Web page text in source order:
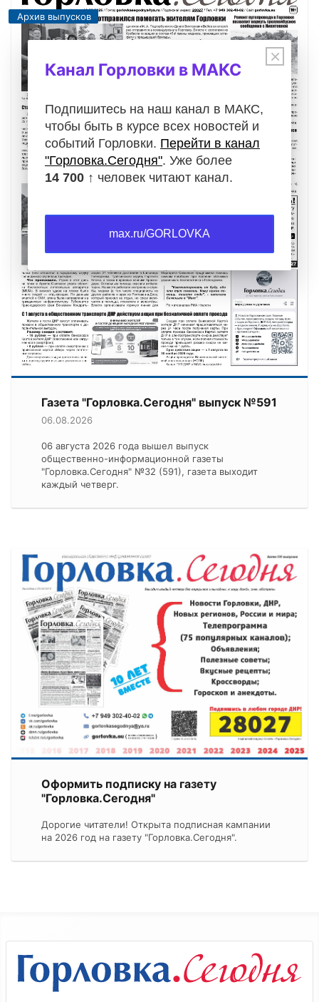
Архив выпусков
Газета "Горловка.Сегодня" выпуск №591
06.08.2026
06 августа 2026 года вышел выпуск
общественно-информационной газеты
"Горловка.Сегодня" №32 (591), газета выходит
каждый четверг.
Оформить подписку на газету
"Горловка.Сегодня"
Дорогие читатели! Открыта подписная кампании
на 2026 год на газету "Горловка.Сегодня".
×
Канал Горловки в МАКС
Подпишитесь на наш канал в МАКС,
чтобы быть в курсе всех новостей и
событий Горловки. Перейти в канал
"Горловка.Сегодня". Уже более
14 700 ↑ человек читают канал.
max.ru/GORLOVKA